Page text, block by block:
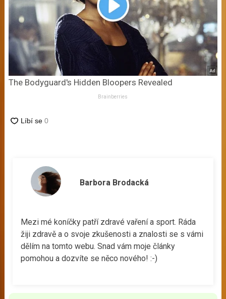
The Bodyguard's Hidden Bloopers Revealed
Brainberries
Barbora Brodacká
Mezi mé koníčky patří zdravé vaření a sport. Ráda
žiji zdravě a o svoje zkušenosti a znalosti se s vámi
dělím na tomto webu. Snad vám moje články
pomohou a dozvíte se něco nového! :-)